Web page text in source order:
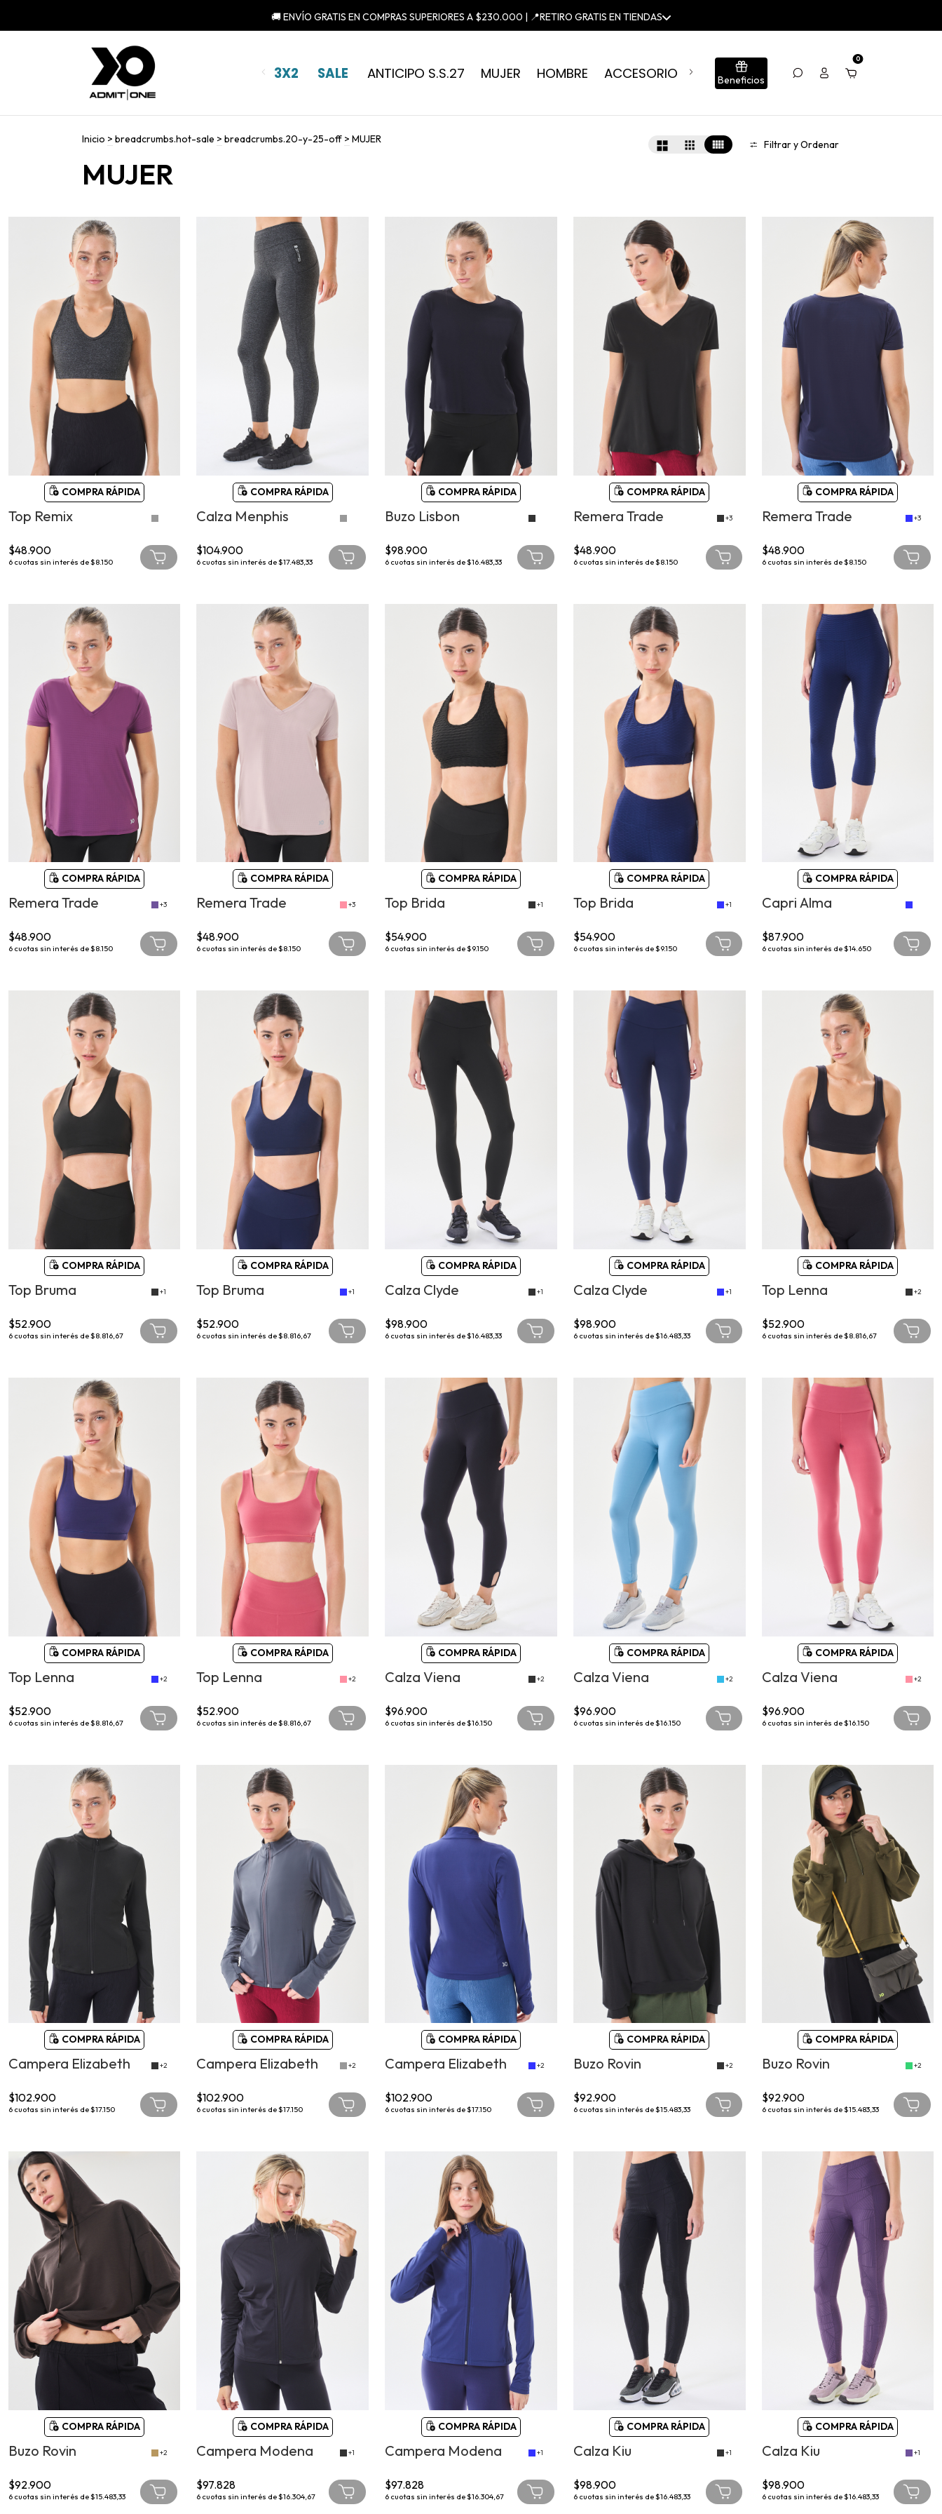
GIFTCARDS ONLINE | PROGRAMA DE PUNTOS
3X2 SALE ANTICIPO S.S.27 MUJER HOMBRE ACCESORIOS BLOG CONJUNTOS SUMÁ TU LOCAL
Beneficios
0
Inicio > breadcrumbs.hot-sale > breadcrumbs.20-y-25-off > MUJER Filtrar y Ordenar
MUJER
COMPRA RÁPIDA
Top Remix
$48.900
6 cuotas sin interés de$8.150
COMPRA RÁPIDA
Calza Menphis
$104.900
6 cuotas sin interés de$17.483,33
COMPRA RÁPIDA
Buzo Lisbon
$98.900
6 cuotas sin interés de$16.483,33
COMPRA RÁPIDA
Remera Trade +3
$48.900
6 cuotas sin interés de$8.150
COMPRA RÁPIDA
Remera Trade +3
$48.900
6 cuotas sin interés de$8.150
COMPRA RÁPIDA
Remera Trade +3
$48.900
6 cuotas sin interés de$8.150
COMPRA RÁPIDA
Remera Trade +3
$48.900
6 cuotas sin interés de$8.150
COMPRA RÁPIDA
Top Brida +1
$54.900
6 cuotas sin interés de$9.150
COMPRA RÁPIDA
Top Brida +1
$54.900
6 cuotas sin interés de$9.150
COMPRA RÁPIDA
Capri Alma
$87.900
6 cuotas sin interés de$14.650
COMPRA RÁPIDA
Top Bruma +1
$52.900
6 cuotas sin interés de$8.816,67
COMPRA RÁPIDA
Top Bruma +1
$52.900
6 cuotas sin interés de$8.816,67
COMPRA RÁPIDA
Calza Clyde +1
$98.900
6 cuotas sin interés de$16.483,33
COMPRA RÁPIDA
Calza Clyde +1
$98.900
6 cuotas sin interés de$16.483,33
COMPRA RÁPIDA
Top Lenna +2
$52.900
6 cuotas sin interés de$8.816,67
COMPRA RÁPIDA
Top Lenna +2
$52.900
6 cuotas sin interés de$8.816,67
COMPRA RÁPIDA
Top Lenna +2
$52.900
6 cuotas sin interés de$8.816,67
COMPRA RÁPIDA
Calza Viena +2
$96.900
6 cuotas sin interés de$16.150
COMPRA RÁPIDA
Calza Viena +2
$96.900
6 cuotas sin interés de$16.150
COMPRA RÁPIDA
Calza Viena +2
$96.900
6 cuotas sin interés de$16.150
COMPRA RÁPIDA
Campera Elizabeth +2
$102.900
6 cuotas sin interés de$17.150
COMPRA RÁPIDA
Campera Elizabeth +2
$102.900
6 cuotas sin interés de$17.150
COMPRA RÁPIDA
Campera Elizabeth +2
$102.900
6 cuotas sin interés de$17.150
COMPRA RÁPIDA
Buzo Rovin +2
$92.900
6 cuotas sin interés de$15.483,33
COMPRA RÁPIDA
Buzo Rovin +2
$92.900
6 cuotas sin interés de$15.483,33
COMPRA RÁPIDA
Buzo Rovin +2
$92.900
6 cuotas sin interés de$15.483,33
COMPRA RÁPIDA
Campera Modena +1
$97.828
6 cuotas sin interés de$16.304,67
COMPRA RÁPIDA
Campera Modena +1
$97.828
6 cuotas sin interés de$16.304,67
COMPRA RÁPIDA
Calza Kiu +1
$98.900
6 cuotas sin interés de$16.483,33
COMPRA RÁPIDA
Calza Kiu +1
$98.900
6 cuotas sin interés de$16.483,33